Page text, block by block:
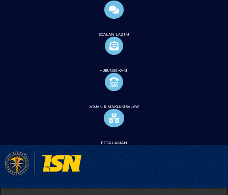
SOALAN LAZIM
HUBUNGI KAMI
ADUAN & MAKLUMBALAW
PETA LAMAN